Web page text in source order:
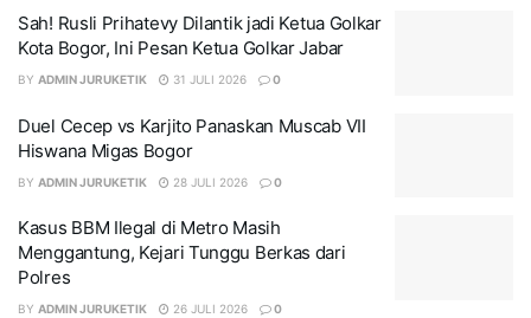
Sah! Rusli Prihatevy Dilantik jadi Ketua Golkar
Kota Bogor, Ini Pesan Ketua Golkar Jabar
BY ADMIN JURUKETIK 31 JULI 2026 0
Duel Cecep vs Karjito Panaskan Muscab VII
Hiswana Migas Bogor
BY ADMIN JURUKETIK 28 JULI 2026 0
Kasus BBM Ilegal di Metro Masih
Menggantung, Kejari Tunggu Berkas dari
Polres
BY ADMIN JURUKETIK 26 JULI 2026 0